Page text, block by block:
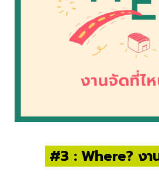
#3 : Where? งา